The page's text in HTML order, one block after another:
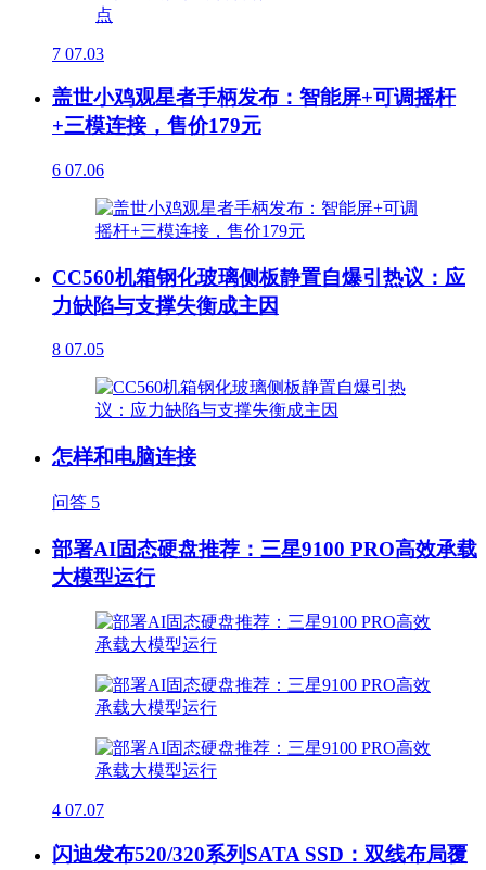
7 07.03
盖世小鸡观星者手柄发布：智能屏+可调摇杆
+三模连接，售价179元
6 07.06
CC560机箱钢化玻璃侧板静置自爆引热议：应
力缺陷与支撑失衡成主因
8 07.05
怎样和电脑连接
问答 5
部署AI固态硬盘推荐：三星9100 PRO高效承载
大模型运行
4 07.07
闪迪发布520/320系列SATA SSD：双线布局覆